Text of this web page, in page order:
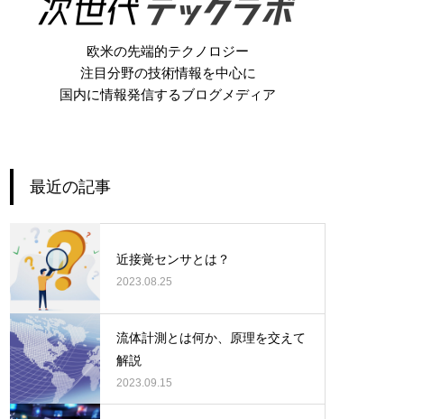
欧米の先端的テクノロジー
注目分野の技術情報を中心に
国内に情報発信するブログメディア
最近の記事
近接覚センサとは？
2023.08.25
流体計測とは何か、原理を交えて
解説
2023.09.15